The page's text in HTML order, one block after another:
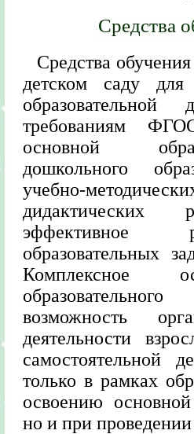
Средства
Средства
детском саду для
образовательной
требованиям
основной
дошкольного
учебно-
дидактических
эффективное
образовательных
Комплексное
возможность
деятельности
самостоятельной
только в рамках
освоению
но и при